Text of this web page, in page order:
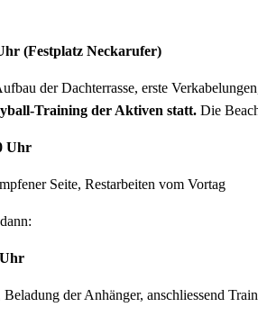
(Festplatz Neckarufer)
der Dachterrasse, erste
Training der Aktiven statt. Die
Uhr
Seite, Restarbeiten vom Vortag
der Anhänger, anschliessend